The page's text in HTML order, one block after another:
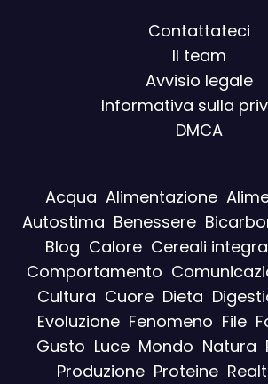
Contattateci
Il team
Avvisio legale
Informativa sulla
DMCA
Acqua Alimentazione
Autostima Benessere
Blog Calore Cereali
Comportamento
Cultura Cuore Dieta
Evoluzione Fenomeno File
Gusto Luce Mondo Natura
Produzione Proteine